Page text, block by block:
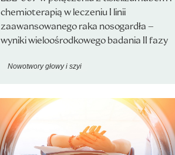
chemioterapią w leczeniu I linii
zaawansowanego raka nosogardła –
wyniki wieloośrodkowego badania II fazy
Nowotwory głowy i szyi